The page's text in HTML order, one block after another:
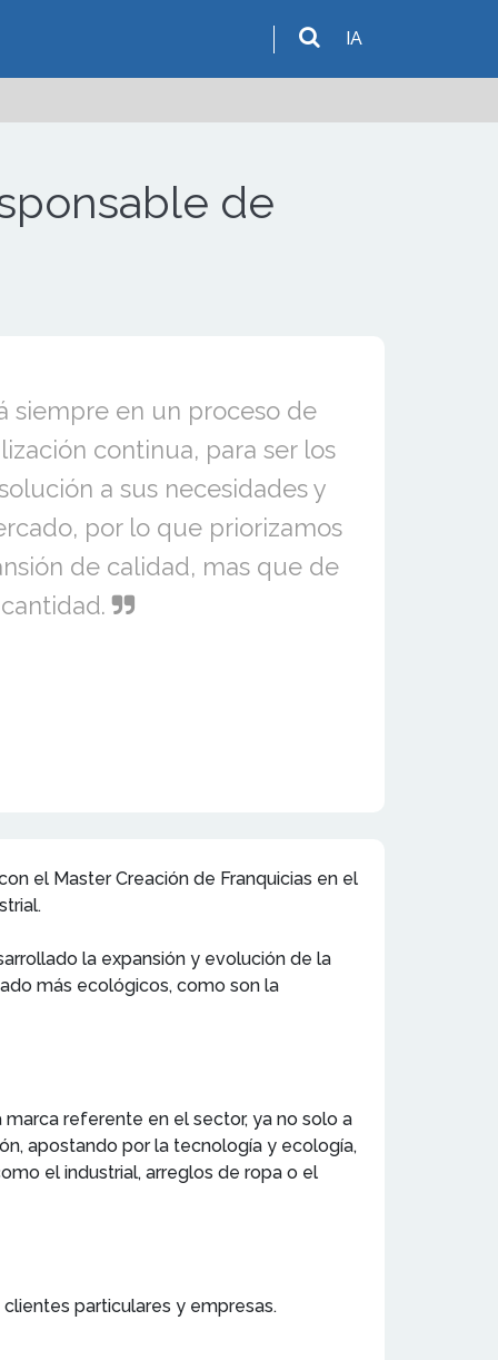
IA
de
siempre en un proceso de
continua, para ser los
a sus necesidades y
por lo que priorizamos
de calidad, mas que de
cantidad.
el Master Creación de Franquicias en el
la expansión y evolución de la
más ecológicos, como son la
referente en el sector, ya no solo a
apostando por la tecnología y ecología,
el industrial, arreglos de ropa o el
particulares y empresas.